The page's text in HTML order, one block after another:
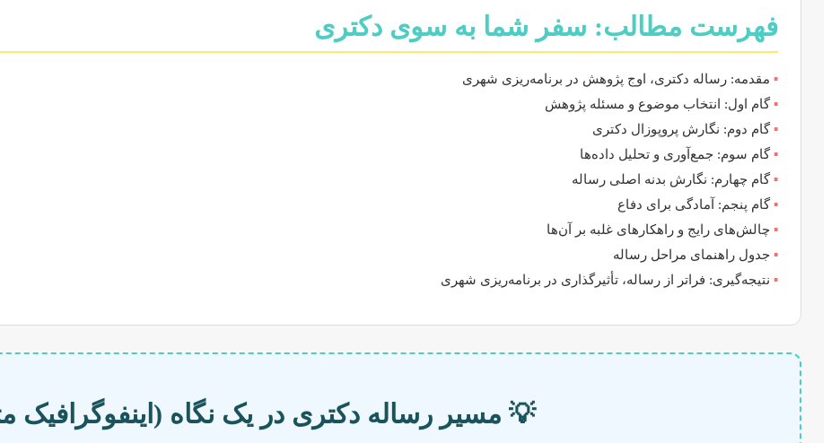
فهرست مطالب: سفر شما به سوی دکتری
▪️ مقدمه: رساله دکتری، اوج پژوهش در برنامه‌ریزی شهری
▪️گام اول: انتخاب موضوع و مسئله پژوهش
▪️گام دوم: نگارش پروپوزال دکتری
▪️گام سوم: جمع‌آوری و تحلیل داده‌ها
▪️گام چهارم: نگارش بدنه اصلی رساله
▪️گام پنجم: آمادگی برای دفاع
▪️ چالش‌های رایج و راهکارهای غلبه بر آن‌ها
▪️ جدول راهنمای مراحل رساله
▪️ نتیجه‌گیری: فراتر از رساله، تأثیرگذاری در برنامه‌ریزی شهری
💡 مسیر رساله دکتری در یک نگاه (اینفوگرافیک